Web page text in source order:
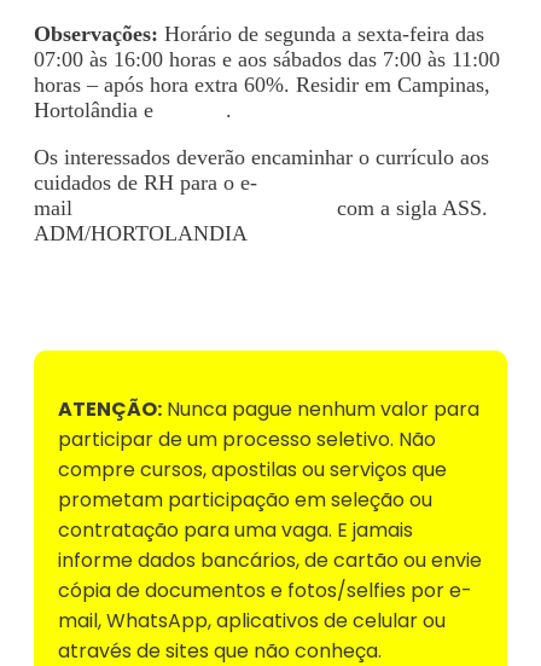
Observações: Horário de segunda a sexta-feira das
07:00 às 16:00 horas e aos sábados das 7:00 às 11:00
horas – após hora extra 60%. Residir em Campinas,
Hortolândia e
.
Os interessados deverão encaminhar o currículo aos
cuidados de RH para o e-
mail
com a sigla ASS.
ADM/HORTOLANDIA
ATENÇÃO: Nunca pague nenhum valor para
participar de um processo seletivo. Não
compre cursos, apostilas ou serviços que
prometam participação em seleção ou
contratação para uma vaga. E jamais
informe dados bancários, de cartão ou envie
cópia de documentos e fotos/selfies por e-
mail, WhatsApp, aplicativos de celular ou
através de sites que não conheça.